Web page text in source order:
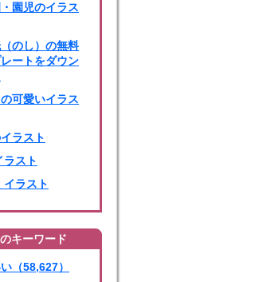
園児のイラス
のし）の無料
ートをダウン
可愛いイラス
ラスト
ラスト
イラスト
キーワード
（58,627）